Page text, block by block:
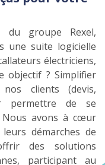
du groupe Rexel,
une suite logicielle
électriciens,
objectif ? Simplifier
clients (devis,
permettre de se
avons à cœur
démarches de
des solutions
participant au